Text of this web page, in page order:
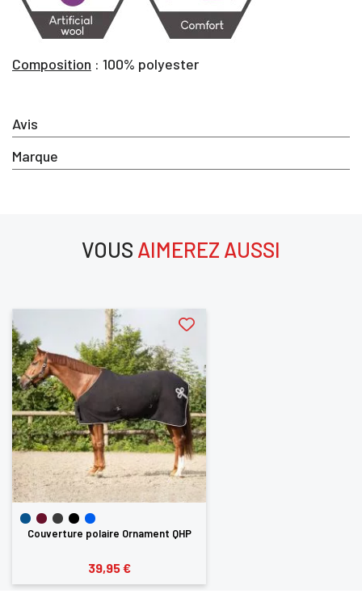
Avis
Marque
Composition : 100% polyester
VOUS AIMEREZ AUSSI
Couverture polaire Ornament QHP
39,95 €
Vous devez être connecté pour enregistrer des produits dans
ANNULER